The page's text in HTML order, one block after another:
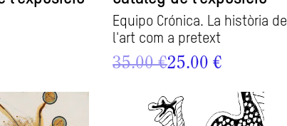
Equipo Crónica. La història de
l'art com a pretext
35.00 €25.00 €